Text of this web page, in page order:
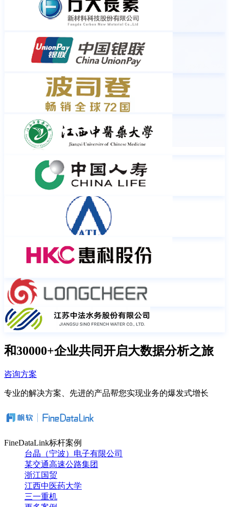
和30000+企业共同开启大数据分析之旅
咨询方案
专业的解决方案、先进的产品帮您实现业务的爆发式增长
FineDataLink标杆案例
台晶（宁波）电子有限公司
某交通高速公路集团
浙江国贸
江西中医药大学
三一重机